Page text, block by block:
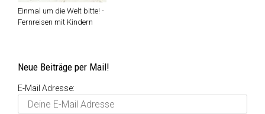
Einmal um die Welt bitte! -
Fernreisen mit Kindern
Neue Beiträge per Mail!
E-Mail Adresse: